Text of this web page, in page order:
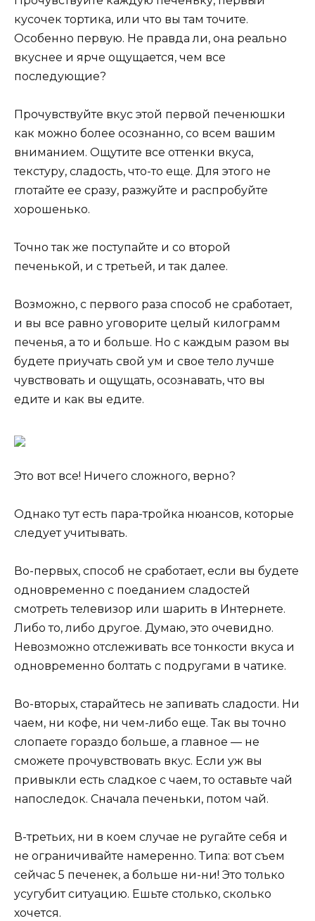
кусочек тортика, или что вы там точите.
Особенно первую. Не правда ли, она реально
вкуснее и ярче ощущается, чем все
последующие?
Прочувствуйте вкус этой первой печенюшки
как можно более осознанно, со всем вашим
вниманием. Ощутите все оттенки вкуса,
текстуру, сладость, что-то еще. Для этого не
глотайте ее сразу, разжуйте и распробуйте
хорошенько.
Точно так же поступайте и со второй
печенькой, и с третьей, и так далее.
Возможно, с первого раза способ не сработает,
и вы все равно уговорите целый килограмм
печенья, а то и больше. Но с каждым разом вы
будете приучать свой ум и свое тело лучше
чувствовать и ощущать, осознавать, что вы
едите и как вы едите.
Это вот все! Ничего сложного, верно?
Однако тут есть пара-тройка нюансов, которые
следует учитывать.
Во-первых, способ не сработает, если вы будете
одновременно с поеданием сладостей
смотреть телевизор или шарить в Интернете.
Либо то, либо другое. Думаю, это очевидно.
Невозможно отслеживать все тонкости вкуса и
одновременно болтать с подругами в чатике.
Во-вторых, старайтесь не запивать сладости. Ни
чаем, ни кофе, ни чем-либо еще. Так вы точно
слопаете гораздо больше, а главное — не
сможете прочувствовать вкус. Если уж вы
привыкли есть сладкое с чаем, то оставьте чай
напоследок. Сначала печеньки, потом чай.
В-третьих, ни в коем случае не ругайте себя и
не ограничивайте намеренно. Типа: вот съем
сейчас 5 печенек, а больше ни-ни! Это только
усугубит ситуацию. Ешьте столько, сколько
хочется.